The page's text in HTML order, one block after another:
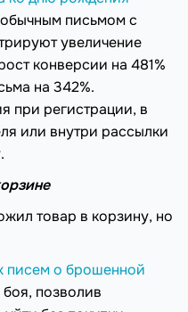
письмом с
увеличение
конверсии на 481%
на 342%.
при регистрации, в
или внутри рассылки
товар в корзину, но
писем о брошенной
боя, позволив